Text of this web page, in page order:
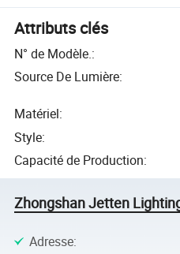
Attributs clés
N° de Modèle.:
Source De Lumière:
Matériel:
Style:
Capacité de Production:
Zhongshan Jetten
Adresse: